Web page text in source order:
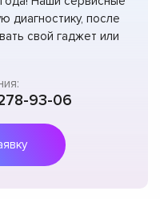
диагностику, после
свой гаджет или
93-06
заявку